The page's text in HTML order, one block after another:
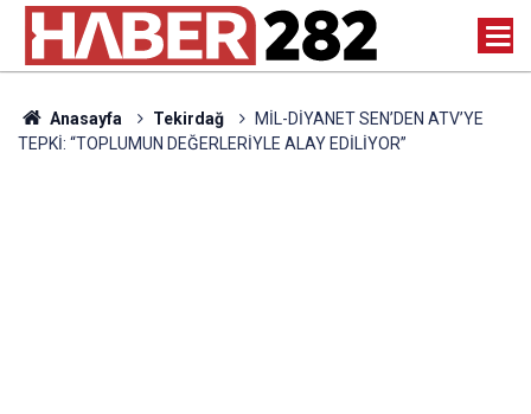
Anasayfa Tekirdağ
MİL-DİYANET SEN’DEN ATV’YE
TEPKİ: “TOPLUMUN DEĞERLERİYLE ALAY EDİLİYOR”